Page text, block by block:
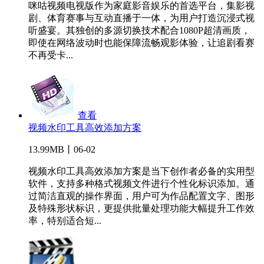
咪咕视频电视版作为家庭影音娱乐的首选平台，集影视
剧、体育赛事与互动直播于一体，为用户打造沉浸式视
听盛宴。其独创的多源切换技术配合1080P超清画质，
即使在网络波动时也能保障流畅观影体验，让追剧看赛
不再受卡...
查看
视频水印工具高效添加方案
13.99MB丨06-02
视频水印工具高效添加方案是当下创作者必备的实用型
软件，支持多种格式视频文件进行个性化标识添加。通
过简洁直观的操作界面，用户可为作品配置文字、图形
及特殊形状标识，更提供批量处理功能大幅提升工作效
率，特别适合短...